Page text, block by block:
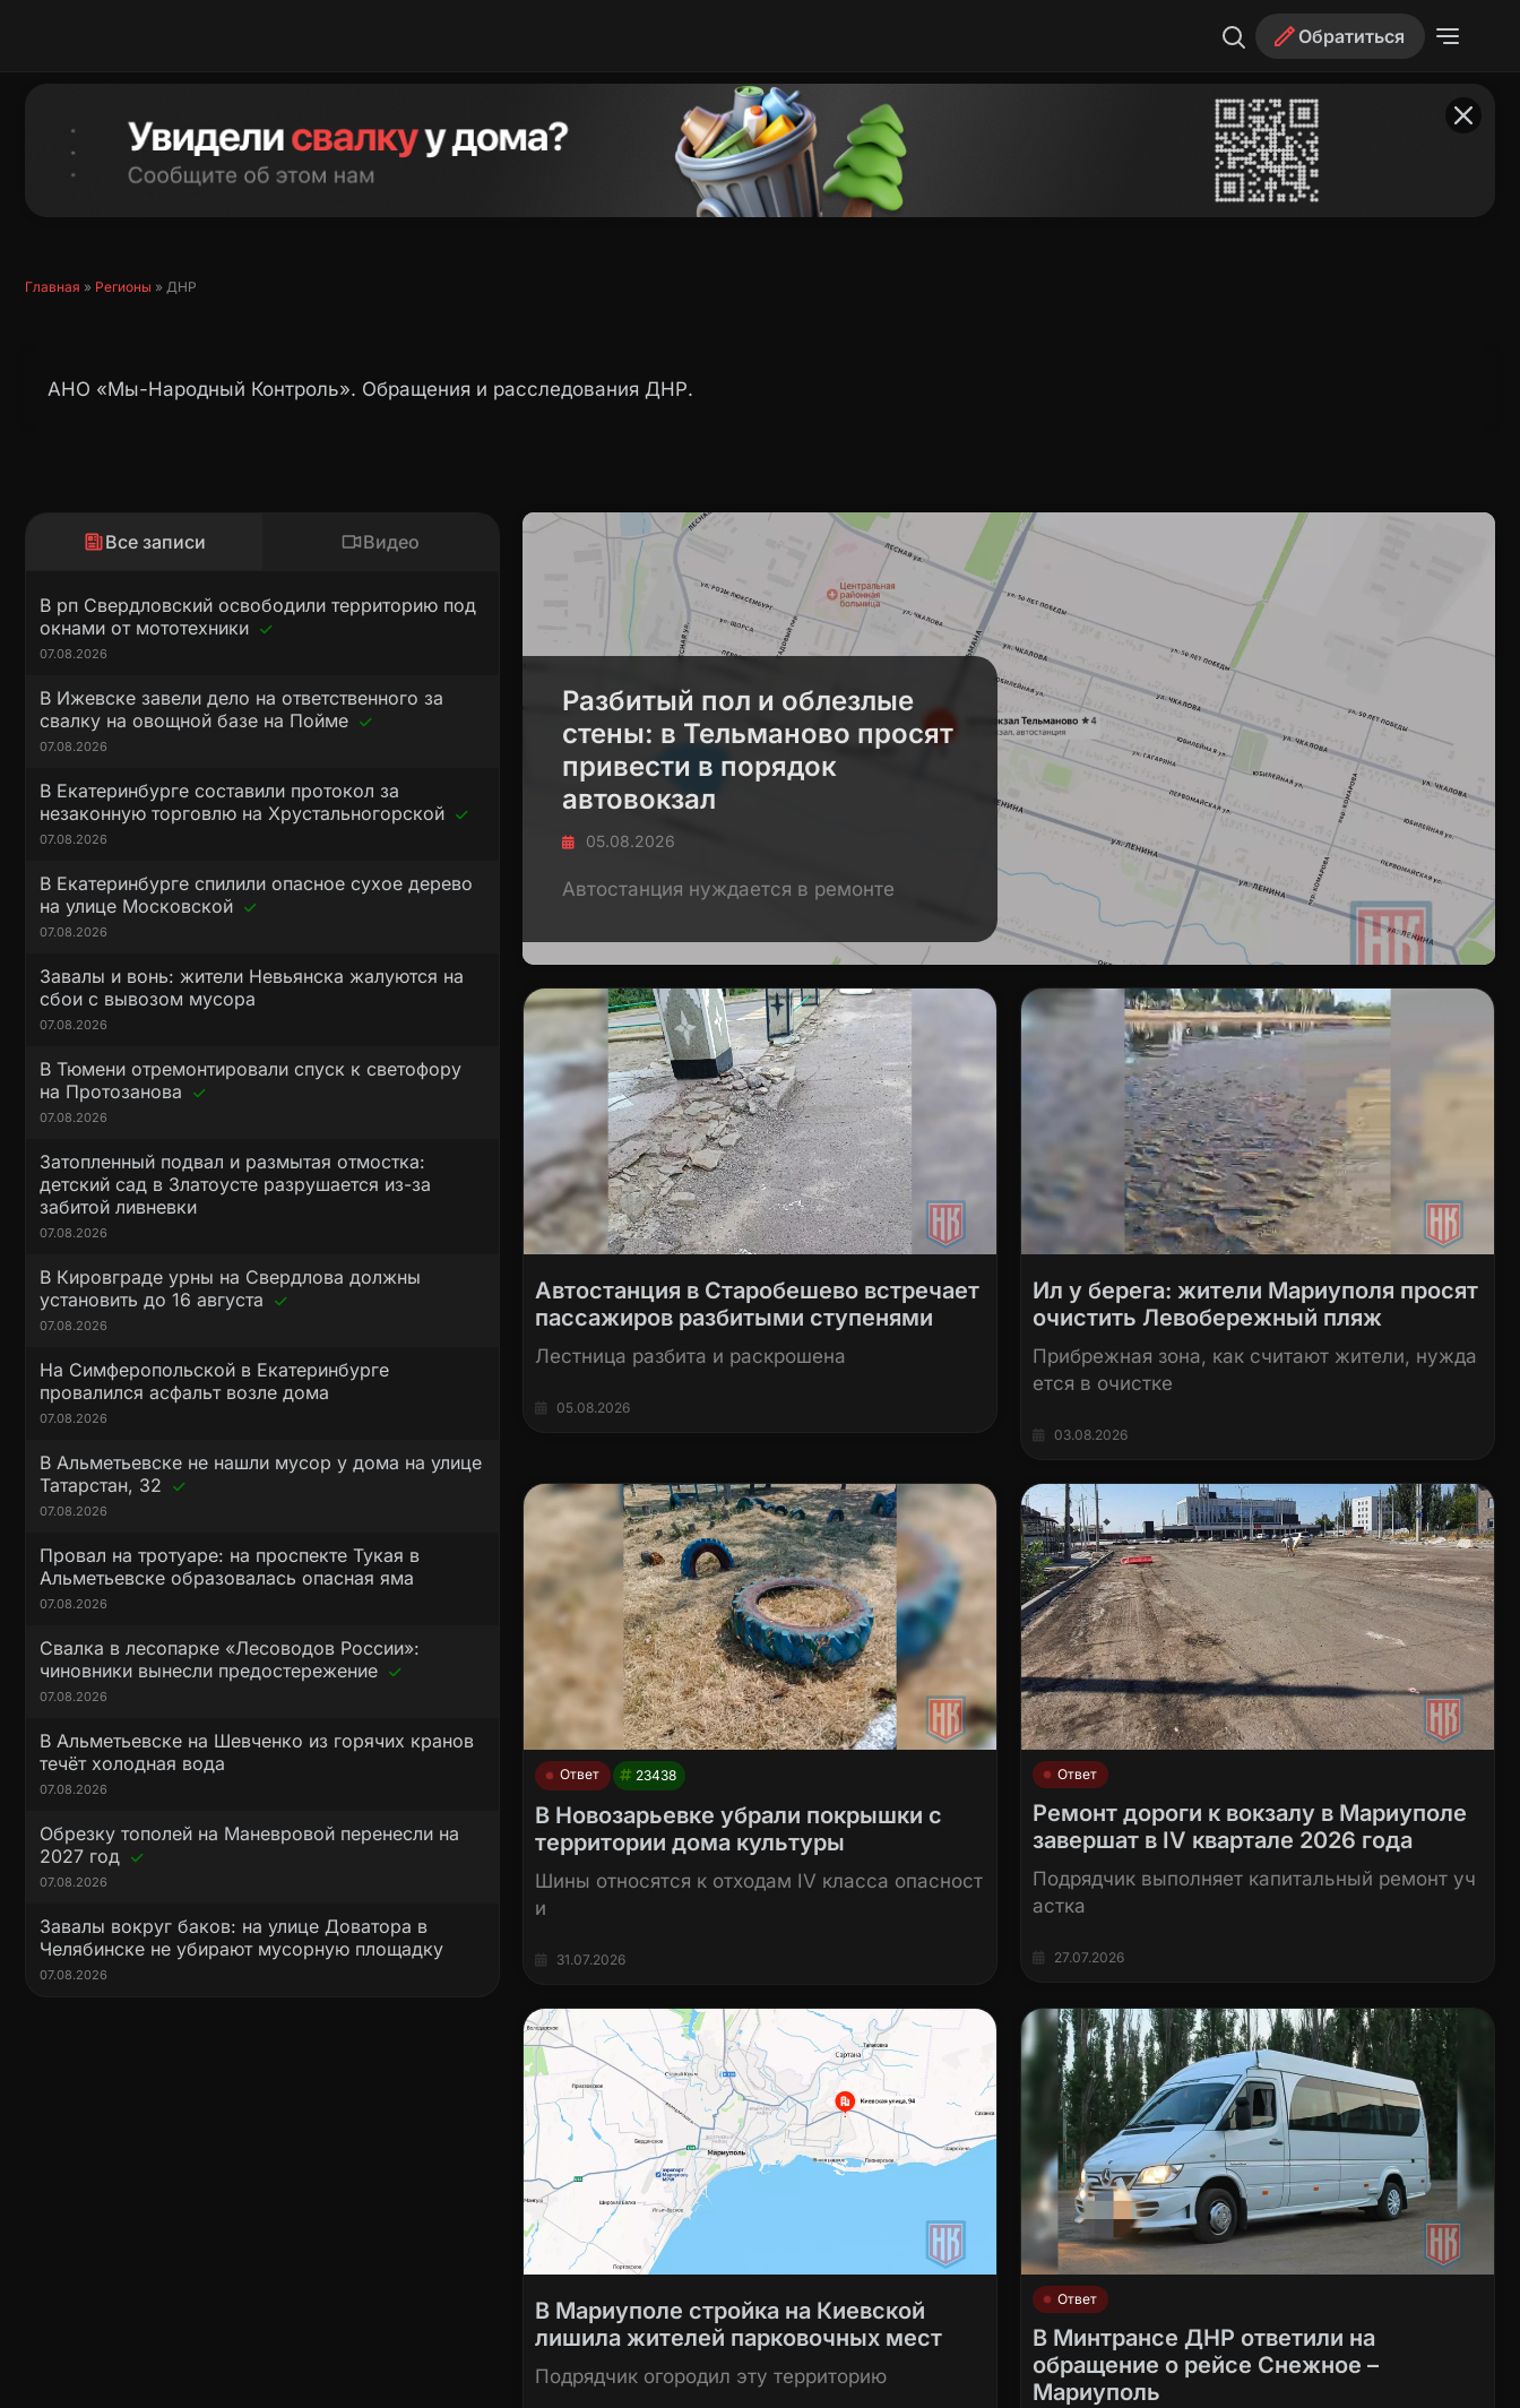
Обратиться
Главная » Регионы » ДНР
АНО «Мы-Народный Контроль». Обращения и расследования ДНР.
Все записи Видео
В рп Свердловский освободили территорию под
окнами от мототехники
07.08.2026
В Ижевске завели дело на ответственного за
свалку на овощной базе на Пойме
07.08.2026
В Екатеринбурге составили протокол за
незаконную торговлю на Хрустальногорской
07.08.2026
В Екатеринбурге спилили опасное сухое дерево
на улице Московской
07.08.2026
Завалы и вонь: жители Невьянска жалуются на
сбои с вывозом мусора
07.08.2026
В Тюмени отремонтировали спуск к светофору
на Протозанова
07.08.2026
Затопленный подвал и размытая отмостка:
детский сад в Златоусте разрушается из-за
забитой ливневки
07.08.2026
В Кировграде урны на Свердлова должны
установить до 16 августа
07.08.2026
На Симферопольской в Екатеринбурге
провалился асфальт возле дома
07.08.2026
В Альметьевске не нашли мусор у дома на улице
Татарстан, 32
07.08.2026
Провал на тротуаре: на проспекте Тукая в
Альметьевске образовалась опасная яма
07.08.2026
Свалка в лесопарке «Лесоводов России»:
чиновники вынесли предостережение
07.08.2026
В Альметьевске на Шевченко из горячих кранов
течёт холодная вода
07.08.2026
Обрезку тополей на Маневровой перенесли на
2027 год
07.08.2026
Завалы вокруг баков: на улице Доватора в
Челябинске не убирают мусорную площадку
07.08.2026
Разбитый пол и облезлые
стены: в Тельманово просят
привести в порядок
автовокзал
05.08.2026
Автостанция нуждается в ремонте
Автостанция в Старобешево встречает
пассажиров разбитыми ступенями
Лестница разбита и раскрошена
05.08.2026
Ил у берега: жители Мариуполя просят
очистить Левобережный пляж
Прибрежная зона, как считают жители, нужда
ется в очистке
03.08.2026
Ответ 23438
В Новозарьевке убрали покрышки с
территории дома культуры
Шины относятся к отходам IV класса опасност
и
31.07.2026
Ответ
Ремонт дороги к вокзалу в Мариуполе
завершат в IV квартале 2026 года
Подрядчик выполняет капитальный ремонт уч
астка
27.07.2026
В Мариуполе стройка на Киевской
лишила жителей парковочных мест
Подрядчик огородил эту территорию
Ответ
В Минтрансе ДНР ответили на
обращение о рейсе Снежное –
Мариуполь